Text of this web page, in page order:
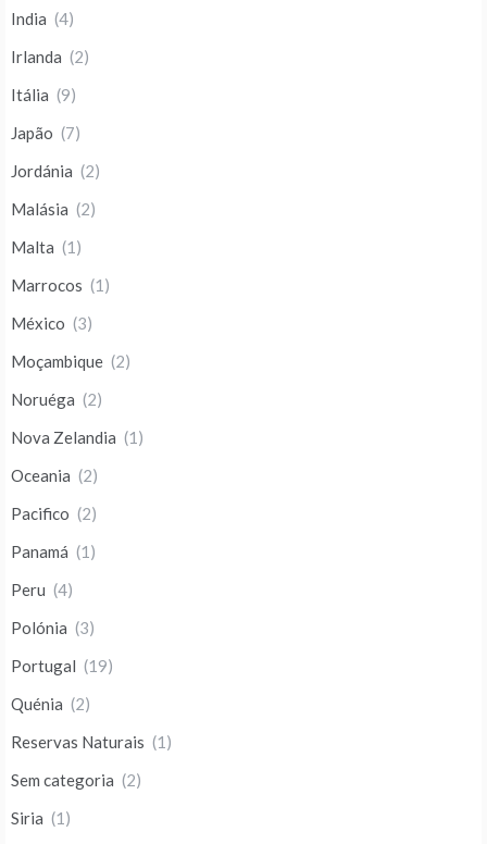
India (4)
Irlanda (2)
Itália (9)
Japão (7)
Jordánia (2)
Malásia (2)
Malta (1)
Marrocos (1)
México (3)
Moçambique (2)
Noruéga (2)
Nova Zelandia (1)
Oceania (2)
Pacifico (2)
Panamá (1)
Peru (4)
Polónia (3)
Portugal (19)
Quénia (2)
Reservas Naturais (1)
Sem categoria (2)
Siria (1)